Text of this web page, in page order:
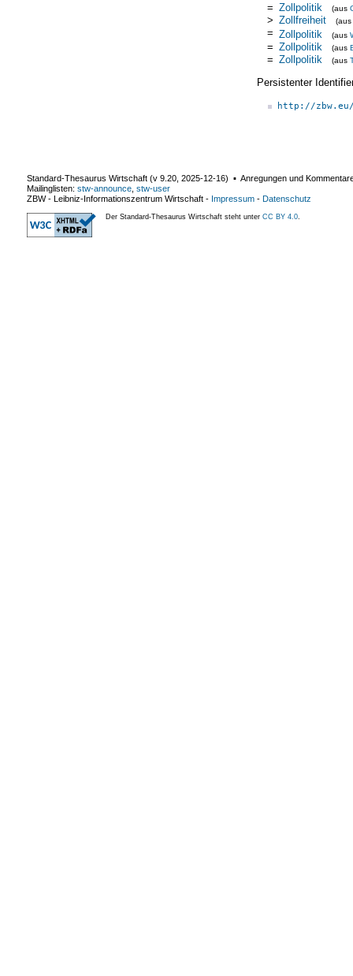
= Zollpolitik (aus
> Zollfreiheit (aus
= Zollpolitik (aus
= Zollpolitik (aus
= Zollpolitik (aus
Persistenter
http://
Standard-Thesaurus Wirtschaft (v 9.20 2025-12-16) ▪ Anregungen und
Mailinglisten: stw-announce stw-user
ZBW - Leibniz-Informationszentrum Wirtschaft - Impressum - Datenschutz
Der Standard-Thesaurus Wirtschaft steht unter CC BY 4.0